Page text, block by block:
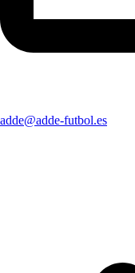
adde@adde-futbol.es